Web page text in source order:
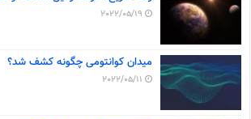
2022/05/19
میدان کوانتومی چگونه کشف شد؟
2022/05/11